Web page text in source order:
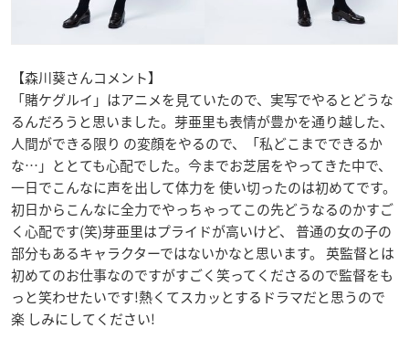
【森川葵さんコメント】
「賭ケグルイ」はアニメを見ていたので、実写でやるとどうな
るんだろうと思いました。芽亜里も表情が豊かを通り越した、
人間ができる限り の変顔をやるので、「私どこまでできるか
な…」ととても心配でした。今までお芝居をやってきた中で、
一日でこんなに声を出して体力を 使い切ったのは初めてです。
初日からこんなに全力でやっちゃってこの先どうなるのかすご
く心配です(笑)芽亜里はプライドが高いけど、 普通の女の子の
部分もあるキャラクターではないかなと思います。 英監督とは
初めてのお仕事なのですがすごく笑ってくださるので監督をも
っと笑わせたいです!熱くてスカッとするドラマだと思うので
楽 しみにしてください!